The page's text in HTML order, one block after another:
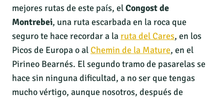
mejores rutas de este país, elCongost de
Montrebei, una ruta escarbada en la roca que
seguro te hace recordar a la ruta del Cares, en los
Picos de Europa o al Chemin de la Mature, en el
Pirineo Bearnés. El segundo tramo de pasarelas se
hace sin ninguna dificultad, a no ser que tengas
mucho vértigo, aunque nosotros, después de